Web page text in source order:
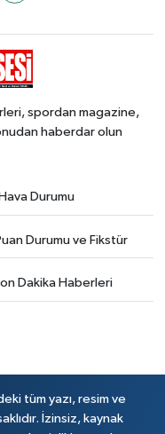
spordan magazine,
haberdar olun
Hava Durumu
Durumu ve Fikstür
Dakika Haberleri
tüm yazı, resim ve
İzinsiz, kaynak